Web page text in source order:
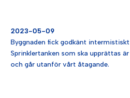
2023-05-09
Byggnaden fick godkänt intermistiskt
Sprinklertanken som ska upprättas
och går utanför vårt åtagande.